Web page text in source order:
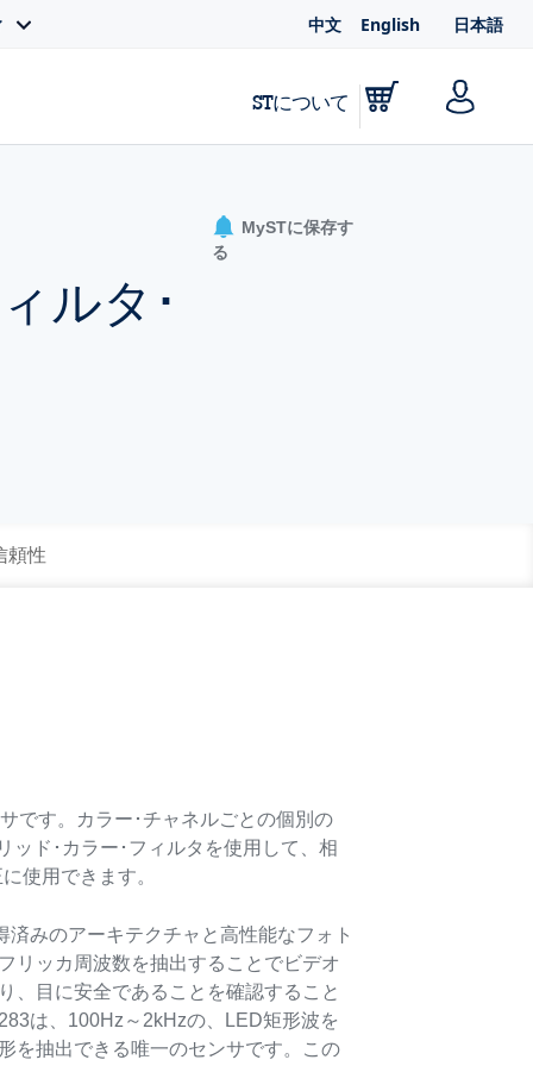
中文 English 日本語
STについて
ルタ･
MySTに保存す
る
頼性
です。カラー･チャネルごとの個別の
ド･カラー･フィルタを使用して、相
使用できます。
済みのアーキテクチャと高性能なフォト
リッカ周波数を抽出することでビデオ
、目に安全であることを確認すること
は、100Hz～2kHzの、LED矩形波を
を抽出できる唯一のセンサです。この